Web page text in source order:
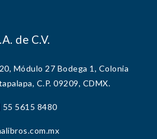
de C.V.
Módulo 27 Bodega 1, Colonia
C.P. 09209, CDMX.
5615 8480